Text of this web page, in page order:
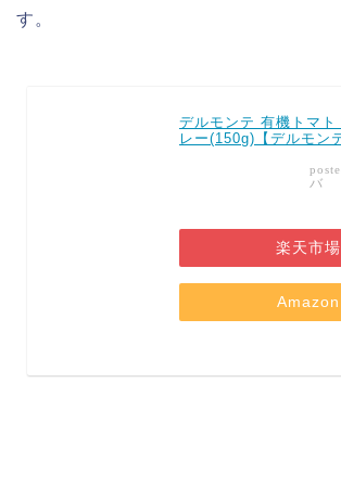
す。
デルモンテ 有機トマト
レー(150g)【デルモン
バ
楽天市場
Amazon